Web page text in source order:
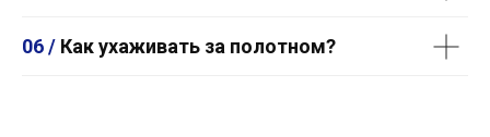
06 / Как ухаживать за полотном?